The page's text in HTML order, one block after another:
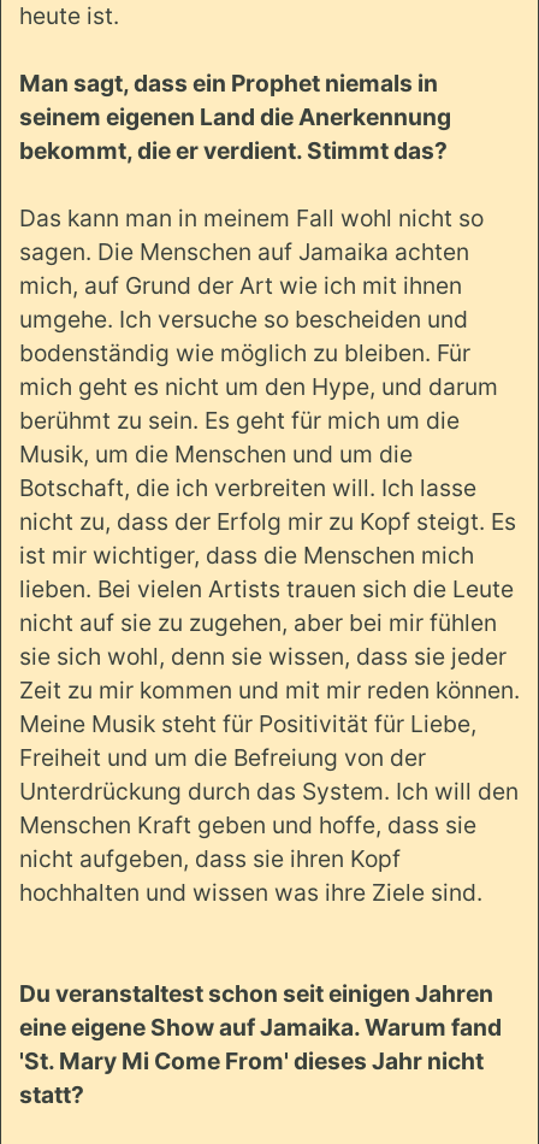
heute ist.
Man sagt, dass ein Prophet niemals in
seinem eigenen Land die Anerkennung
bekommt, die er verdient. Stimmt das?
Das kann man in meinem Fall wohl nicht so
sagen. Die Menschen auf Jamaika achten
mich, auf Grund der Art wie ich mit ihnen
umgehe. Ich versuche so bescheiden und
bodenständig wie möglich zu bleiben. Für
mich geht es nicht um den Hype, und darum
berühmt zu sein. Es geht für mich um die
Musik, um die Menschen und um die
Botschaft, die ich verbreiten will. Ich lasse
nicht zu, dass der Erfolg mir zu Kopf steigt. Es
ist mir wichtiger, dass die Menschen mich
lieben. Bei vielen Artists trauen sich die Leute
nicht auf sie zu zugehen, aber bei mir fühlen
sie sich wohl, denn sie wissen, dass sie jeder
Zeit zu mir kommen und mit mir reden können.
Meine Musik steht für Positivität für Liebe,
Freiheit und um die Befreiung von der
Unterdrückung durch das System. Ich will den
Menschen Kraft geben und hoffe, dass sie
nicht aufgeben, dass sie ihren Kopf
hochhalten und wissen was ihre Ziele sind.
Du veranstaltest schon seit einigen Jahren
eine eigene Show auf Jamaika. Warum fand
'St. Mary Mi Come From' dieses Jahr nicht
statt?